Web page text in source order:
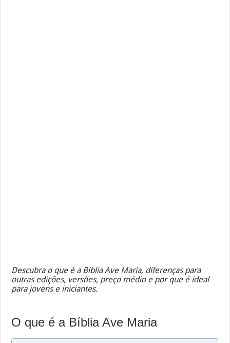
Descubra o que é a Bíblia Ave Maria, diferenças para
outras edições, versões, preço médio e por que é ideal
para jovens e iniciantes.
O que é a Bíblia Ave Maria